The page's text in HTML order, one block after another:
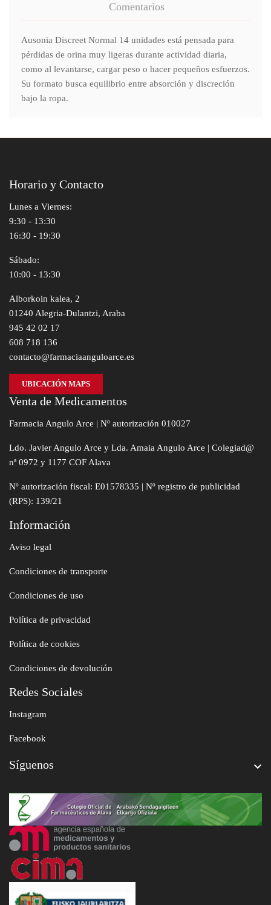
Comentarios
Ausonia Discreet Normal 14 unidades está pensada para
pérdidas de orina muy ligeras durante actividad diaria,
como al levantarse, cargar peso o hacer pequeños esfuerzos.
Su formato busca equilibrio entre absorción y discreción
bajo la ropa.
Horario y Contacto
Lunes a Viernes:
9:30 - 13:30
16:30 - 19:30
Sábado:
10:00 - 13:30
Alborkoin kalea, 2
01240 Alegria-Dulantzi, Araba
945 42 02 17
608 718 136
contacto@farmaciaanguloarce.es
UBICACIÓN MAPS
Venta de Medicamentos
Farmacia Angulo Arce | Nº autorización 010027
Ldo. Javier Angulo Arce y Lda. Amaia Angulo Arce | Colegiad@
nª 0972 y 1177 COF Alava
Nº autorización fiscal: E01578335 | Nº registro de publicidad
(RPS): 139/21
Información
Aviso legal
Condiciones de transporte
Condiciones de uso
Política de privacidad
Política de cookies
Condiciones de devolución
Redes Sociales
Instagram
Facebook
Síguenos 